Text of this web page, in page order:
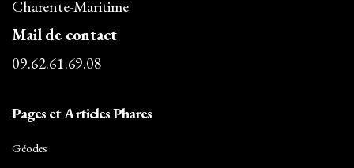
Charente-Maritime
Mail de contact
09.62.61.69.08
Pages et Articles Phares
Géodes